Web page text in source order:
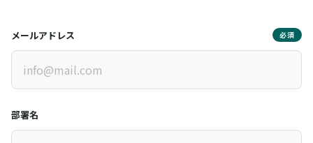
メールアドレス 必須
部署名